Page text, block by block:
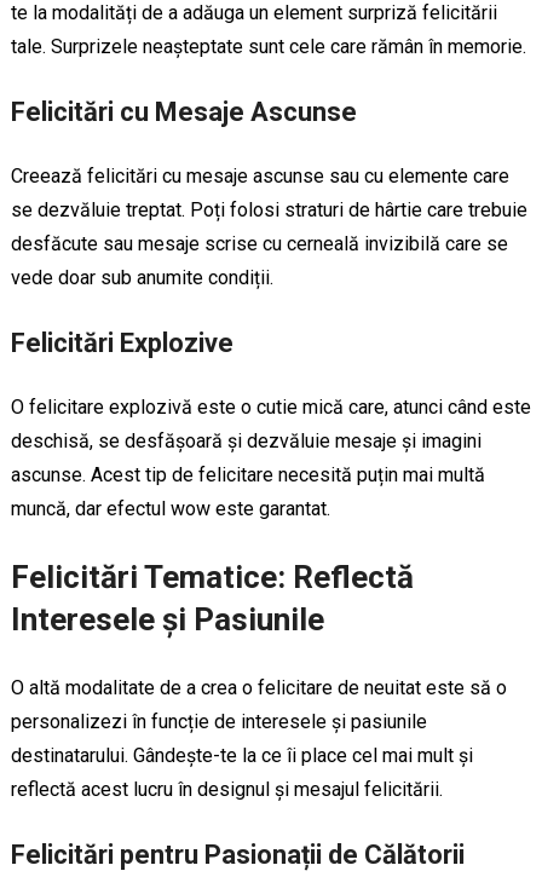
te la modalități de a adăuga un element surpriză felicitării
tale. Surprizele neașteptate sunt cele care rămân în memorie.
Felicitări cu Mesaje Ascunse
Creează felicitări cu mesaje ascunse sau cu elemente care
se dezvăluie treptat. Poți folosi straturi de hârtie care trebuie
desfăcute sau mesaje scrise cu cerneală invizibilă care se
vede doar sub anumite condiții.
Felicitări Explozive
O felicitare explozivă este o cutie mică care, atunci când este
deschisă, se desfășoară și dezvăluie mesaje și imagini
ascunse. Acest tip de felicitare necesită puțin mai multă
muncă, dar efectul wow este garantat.
Felicitări Tematice: Reflectă
Interesele și Pasiunile
O altă modalitate de a crea o felicitare de neuitat este să o
personalizezi în funcție de interesele și pasiunile
destinatarului. Gândește-te la ce îi place cel mai mult și
reflectă acest lucru în designul și mesajul felicitării.
Felicitări pentru Pasionații de Călătorii